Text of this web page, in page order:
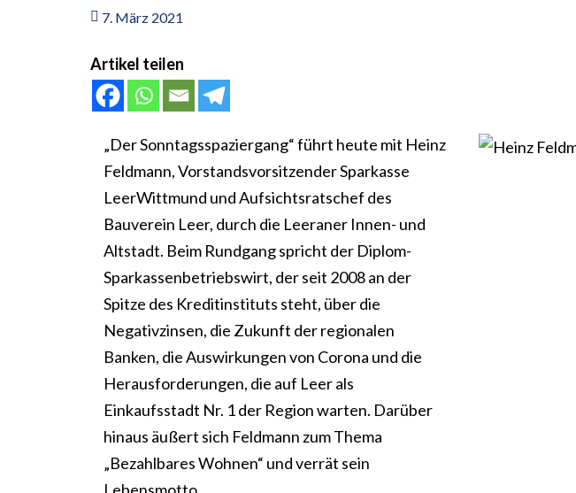
7. März 2021
Artikel teilen
„Der Sonntagsspaziergang“ führt heute mit Heinz
Feldmann, Vorstandsvorsitzender Sparkasse
LeerWittmund und Aufsichtsratschef des
Bauverein Leer, durch die Leeraner Innen- und
Altstadt. Beim Rundgang spricht der Diplom-
Sparkassenbetriebswirt, der seit 2008 an der
Spitze des Kreditinstituts steht, über die
Negativzinsen, die Zukunft der regionalen
Banken, die Auswirkungen von Corona und die
Herausforderungen, die auf Leer als
Einkaufsstadt Nr. 1 der Region warten. Darüber
hinaus äußert sich Feldmann zum Thema
„Bezahlbares Wohnen“ und verrät sein